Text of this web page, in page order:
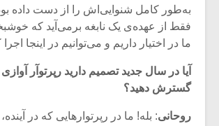
به‌طور کامل شنوایی‌اش را از دست داده
فقط از عهده‌ی یک نابغه برمی‌آید که
ما در اختیار داریم و می‌توانیم در اینجا اجرا
آیا در سال جدید تصمیم دارید رپرتوآر آوازی
گسترش دهید؟
روحانی: بله! ما در رپرتوارهایی که در